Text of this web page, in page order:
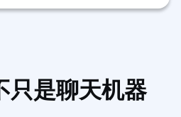
只是聊天机器